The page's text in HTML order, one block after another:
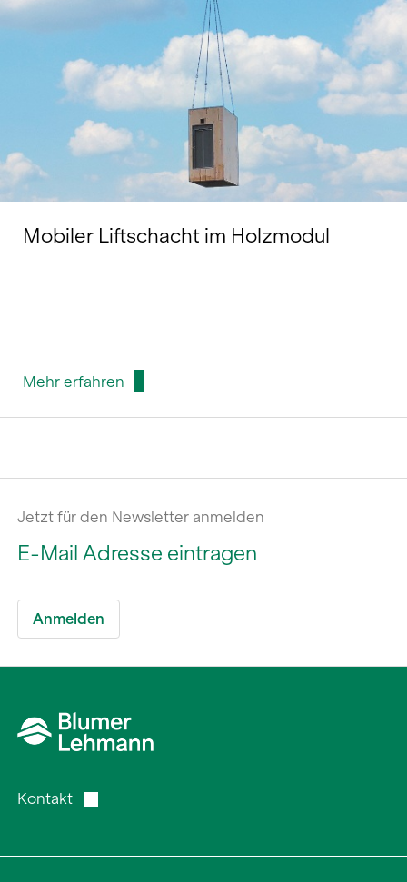
Mobiler Liftschacht im Holzmodul
Mehr erfahren
Jetzt für den Newsletter anmelden
Kontakt